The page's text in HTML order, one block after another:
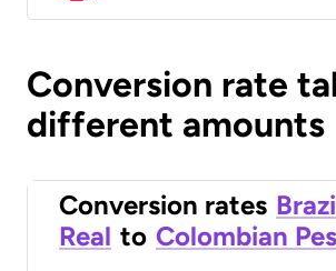
Conversion rate
different amounts
Conversion rates
Real to Colombian